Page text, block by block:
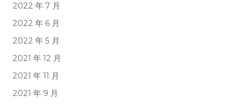
2022 年 7 月
2022 年 6 月
2022 年 5 月
2021 年 12 月
2021 年 11 月
2021 年 9 月